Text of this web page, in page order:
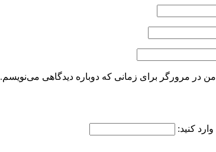
من در مرورگر برای زمانی که دوباره دیدگاهی می‌نویسم.
کنید: